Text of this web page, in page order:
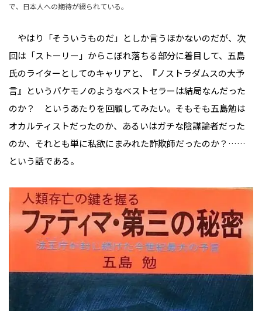
で、日本人への期待が綴られている。
やはり「そういうものだ」としか言うほかないのだが、次
回は「ストーリー」からこぼれ落ちる部分に着目して、五島
氏のライターとしてのキャリアと、『ノストラダムスの大予
言』というバケモノのようなベストセラーは結局なんだった
のか？ というあたりを回顧してみたい。そもそも五島勉は
オカルティストだったのか、あるいはガチな陰謀論者だった
のか、それとも単に私欲にまみれた詐欺師だったのか？……
という話である。